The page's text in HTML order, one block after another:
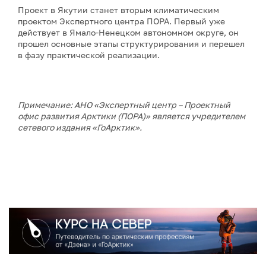
Проект в Якутии станет вторым климатическим
проектом Экспертного центра ПОРА. Первый уже
действует в Ямало-Ненецком автономном округе, он
прошел основные этапы структурирования и перешел
в фазу практической реализации.
Примечание: АНО «Экспертный центр – Проектный
офис развития Арктики (ПОРА)» является учредителем
сетевого издания «ГоАрктик».